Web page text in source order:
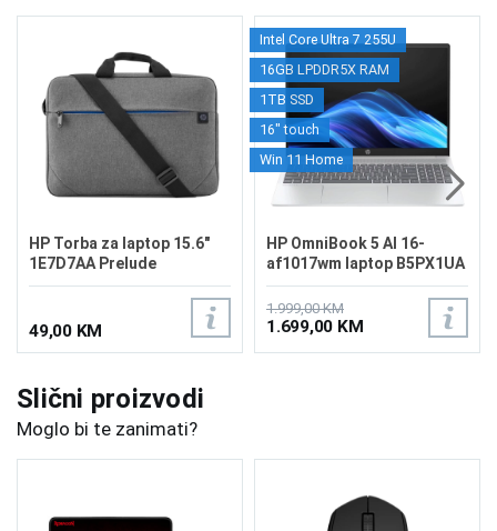
HP Torba za laptop 15.6"
1E7D7AA Prelude
49,00 KM
Intel Core Ultra 7 255U
16GB LPDDR5X RAM
1TB SSD
16" touch
Win 11 Home
HP OmniBook 5 AI 16-
af1017wm laptop B5PX1UA
1.999,00 KM
1.699,00 KM
Slični proizvodi
Moglo bi te zanimati?